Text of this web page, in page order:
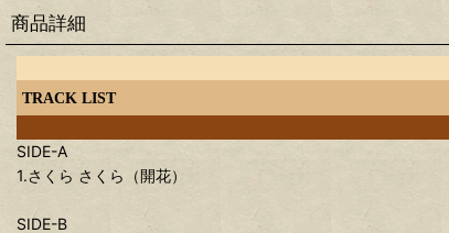
商品詳細
TRACK LIST
SIDE-A
1.さくら さくら（開花）
SIDE-B